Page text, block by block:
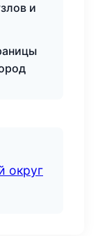
и
округ